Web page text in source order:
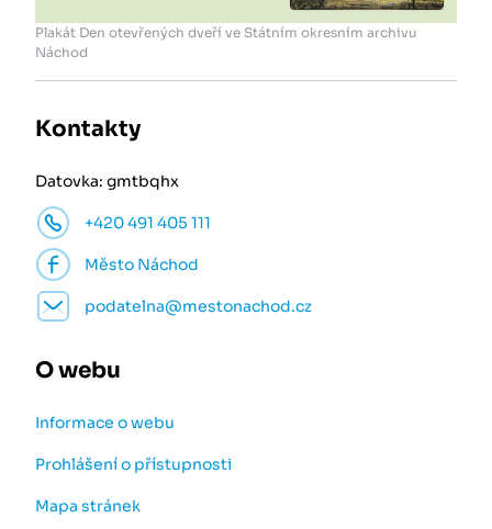
Plakát Den otevřených dveří ve Státním okresním archivu
Náchod
Kontakty
Datovka: gmtbqhx
+420 491 405 111
Město Náchod
podatelna@mestonachod.cz
O webu
Informace o webu
Prohlášení o přístupnosti
Mapa stránek